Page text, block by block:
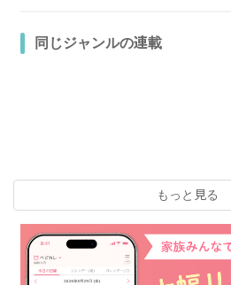
同じジャンルの連載
もっと見る